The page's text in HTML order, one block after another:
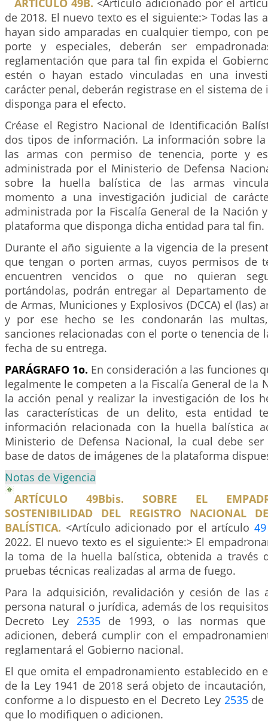
ARTÍCULO 49B. <Artículo adicionado por el
de 2018. El nuevo texto es el siguiente:> Todas las
hayan sido amparadas en cualquier tiempo, con
porte y especiales, deberán ser
reglamentación que para tal fin expida el
estén o hayan estado vinculadas en una
carácter penal, deberán registrase en el sistema
disponga para el efecto.
Créase el Registro Nacional de Identificación
dos tipos de información. La información sobre
las armas con permiso de tenencia, porte y
administrada por el Ministerio de Defensa
sobre la huella balística de las armas
momento a una investigación judicial de
administrada por la Fiscalía General de la Nación
plataforma que disponga dicha entidad para tal fin.
Durante el año siguiente a la vigencia de la
que tengan o porten armas, cuyos permisos de
encuentren vencidos o que no quieran
portándolas, podrán entregar al Departamento
de Armas, Municiones y Explosivos (DCCA) el (las)
y por ese hecho se les condonarán las
sanciones relacionadas con el porte o tenencia de
fecha de su entrega.
PARÁGRAFO 1o. En consideración a las funciones
legalmente le competen a la Fiscalía General de la
la acción penal y realizar la investigación de los
las características de un delito, esta entidad
información relacionada con la huella balística
Ministerio de Defensa Nacional, la cual debe
base de datos de imágenes de la plataforma
Notas de Vigencia
ARTÍCULO 49Bbis. SOBRE EL
SOSTENIBILIDAD DEL REGISTRO NACIONAL
BALÍSTICA. <Artículo adicionado por el artículo 49
2022. El nuevo texto es el siguiente:> El
la toma de la huella balística, obtenida a través
pruebas técnicas realizadas al arma de fuego.
Para la adquisición, revalidación y cesión de las
persona natural o jurídica, además de los
Decreto Ley2535 de 1993, o las normas
adicionen, deberá cumplir con el
reglamentará el Gobierno nacional.
El que omita el empadronamiento establecido en
de la Ley 1941 de 2018 será objeto de
conforme a lo dispuesto en el Decreto Ley 2535de
que lo modifiquen o adicionen.